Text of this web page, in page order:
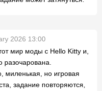
2026 13:00
мир моды с Hello Kitty и,
разочарована.
миленькая, но игровая
задание повторяются,